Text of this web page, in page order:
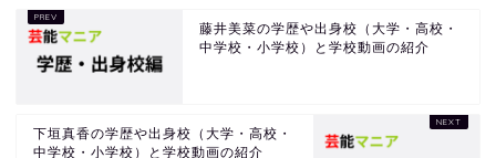
藤井美菜の学歴や出身校（大学・高校・
中学校・小学校）と学校動画の紹介
下垣真香の学歴や出身校（大学・高校・
中学校・小学校）と学校動画の紹介